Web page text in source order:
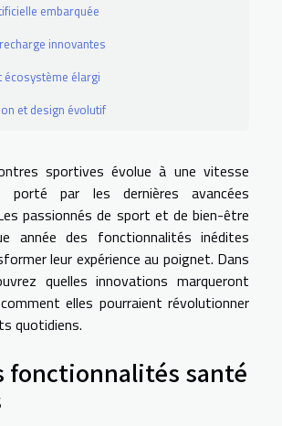
embarquée
innovantes
écosystème élargi
et design évolutif
sportives évolue à une vitesse
porté par les dernières avancées
passionnés de sport et de bien-être
année des fonctionnalités inédites
leur expérience au poignet. Dans
quelles innovations marqueront
elles pourraient révolutionner
quotidiens.
fonctionnalités santé